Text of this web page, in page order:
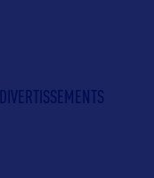
DIVERTISSEMENTS